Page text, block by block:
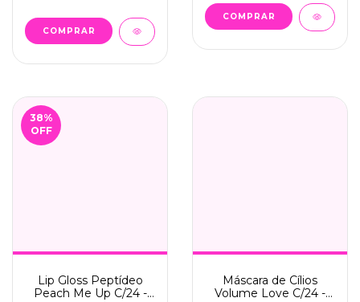
38%
OFF
Lip Gloss Peptídeo
Peach Me Up C/24 -
Máscara de Cílios
Volume Love C/24 -